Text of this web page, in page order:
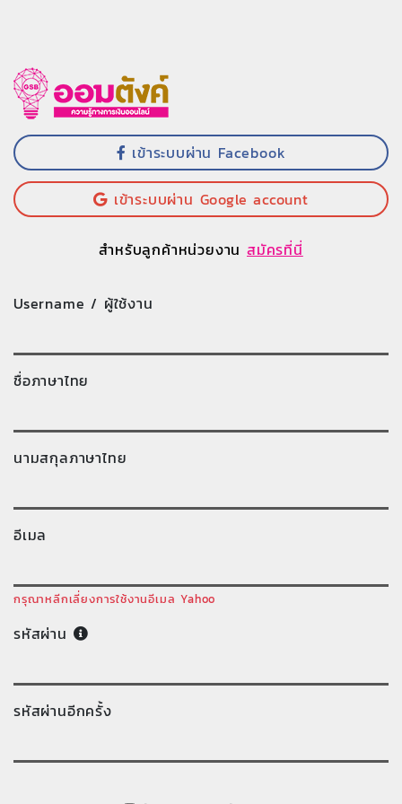
เข้าระบบผ่าน Facebook
เข้าระบบผ่าน Google account
สำหรับลูกค้าหน่วยงาน สมัครที่นี่
Username / ผู้ใช้งาน
ชื่อภาษาไทย
นามสกุลภาษาไทย
อีเมล
กรุณาหลีกเลี่ยงการใช้งานอีเมล Yahoo
รหัสผ่าน
รหัสผ่านอีกครั้ง